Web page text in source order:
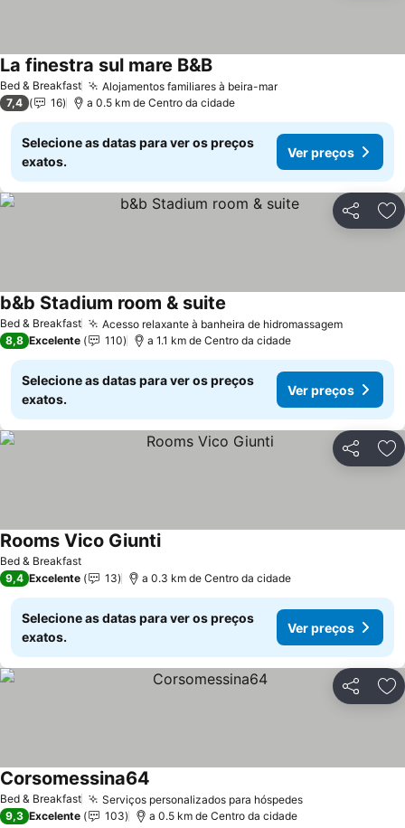
Bed & Breakfast Alojamentos familiares à beira-mar
La finestra sul mare B&B
7,4 16 a 0.5 km de Centro da cidade
Selecione as datas para ver os preços
exatos.
Ver preços
Partilhar
Bed & Breakfast Acesso relaxante à banheira de hidromassagem
b&b Stadium room & suite
8,8 Excelente 110 a 1.1 km de Centro da cidade
Selecione as datas para ver os preços
exatos.
Ver preços
Partilhar
Bed & Breakfast
Rooms Vico Giunti
9,4 Excelente 13 a 0.3 km de Centro da cidade
Selecione as datas para ver os preços
exatos.
Ver preços
Partilhar
Bed & Breakfast Serviços personalizados para hóspedes
Corsomessina64
9,3 Excelente 103 a 0.5 km de Centro da cidade